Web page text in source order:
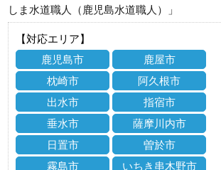
しま水道職人（鹿児島水道職人）」
【対応エリア】
鹿児島市
鹿屋市
枕崎市
阿久根市
出水市
指宿市
垂水市
薩摩川内市
日置市
曽於市
霧島市
いちき串木野市